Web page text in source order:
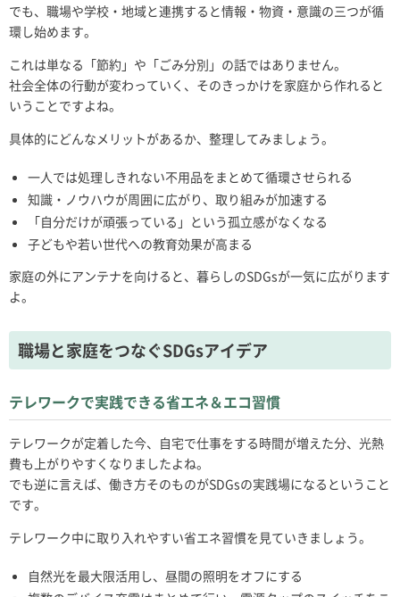
でも、職場や学校・地域と連携すると情報・物資・意識の三つが循
環し始めます。
これは単なる「節約」や「ごみ分別」の話ではありません。
社会全体の行動が変わっていく、そのきっかけを家庭から作れると
いうことですよね。
具体的にどんなメリットがあるか、整理してみましょう。
一人では処理しきれない不用品をまとめて循環させられる
知識・ノウハウが周囲に広がり、取り組みが加速する
「自分だけが頑張っている」という孤立感がなくなる
子どもや若い世代への教育効果が高まる
家庭の外にアンテナを向けると、暮らしのSDGsが一気に広がります
よ。
職場と家庭をつなぐSDGsアイデア
テレワークで実践できる省エネ＆エコ習慣
テレワークが定着した今、自宅で仕事をする時間が増えた分、光熱
費も上がりやすくなりましたよね。
でも逆に言えば、働き方そのものがSDGsの実践場になるということ
です。
テレワーク中に取り入れやすい省エネ習慣を見ていきましょう。
自然光を最大限活用し、昼間の照明をオフにする